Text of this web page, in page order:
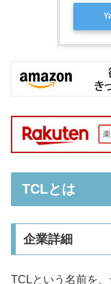
TCLとは
企業詳細
TCLという名前を